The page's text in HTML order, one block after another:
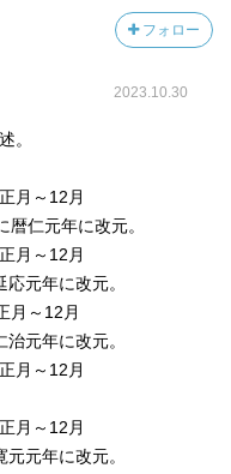
フォロー
2023.10.30
。
月～12月
仁元年に改元。
月～12月
元年に改元。
12月
元年に改元。
月～12月
月～12月
元年に改元。